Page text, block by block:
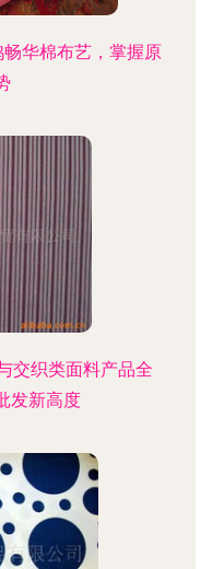
华棉布艺，掌握原
交织类面料产品全
发新高度